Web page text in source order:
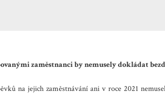
zaměstnanci by nemusely dokládat
na jejich zaměstnávání ani v roce 2021